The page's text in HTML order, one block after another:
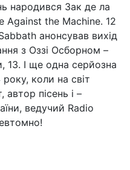
народився Зак де ла
Against the Machine. 12
анонсував вихід
з Оззі Осборном –
13. І ще одна серйозна
року, коли на світ
автор пісень і –
ведучий Radio